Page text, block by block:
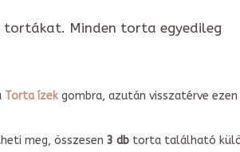
tortákat. Minden torta egyedileg
Torta ízekgombra, azután visszatérve
meg, összesen 3 dbtorta található